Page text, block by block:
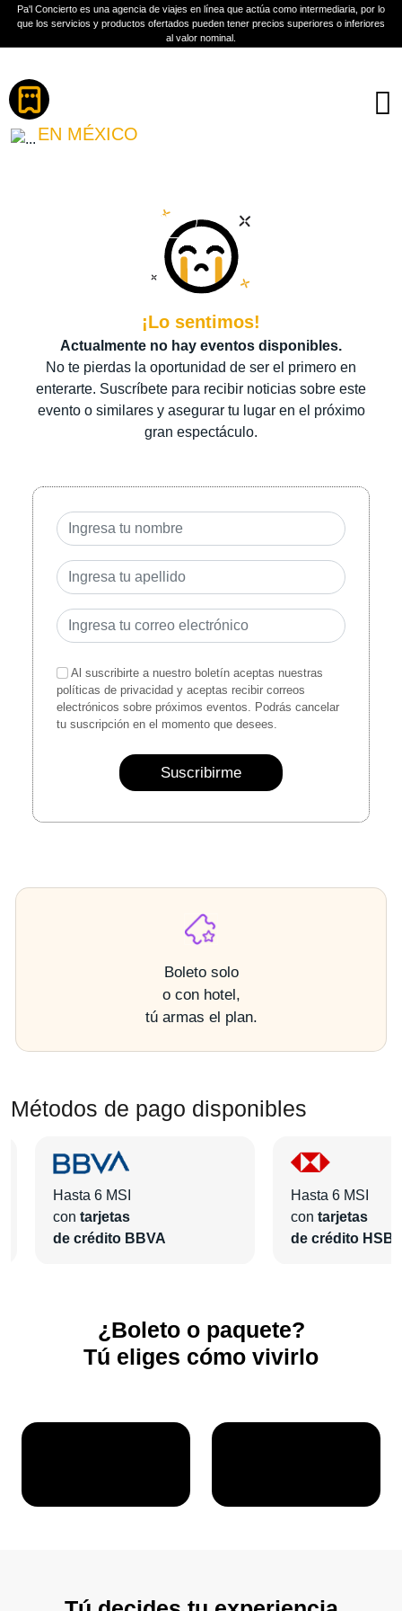
Pa'l Concierto es una agencia de viajes en línea que actúa como intermediaria, por lo
que los servicios y productos ofertados pueden tener precios superiores o inferiores
al valor nominal.
GEPE
EN MÉXICO
Más información
¡Lo sentimos!
Actualmente no hay eventos disponibles.
No te pierdas la oportunidad de ser el primero en
enterarte. Suscríbete para recibir noticias sobre este
evento o similares y asegurar tu lugar en el próximo
gran espectáculo.
Al suscribirte a nuestro boletín aceptas nuestras
políticas de privacidad y aceptas recibir correos
electrónicos sobre próximos eventos. Podrás cancelar
tu suscripción en el momento que desees.
Suscribirme
Boleto solo
o con hotel,
tú armas el plan.
Métodos de pago disponibles
Hasta 6 MSI
con tarjetas
de crédito BBVA
Hasta 6 MSI
con tarjetas
de crédito
¿Boleto o paquete?
Tú eliges cómo vivirlo